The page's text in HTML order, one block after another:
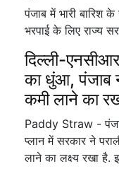
पंजाब में भारी
भरपाई के लिए राज्य
दिल्ली-
का धुंआ, पंजाब
कमी लाने का
Paddy Straw -
प्लान में सरकार ने
लाने का लक्ष्य रखा है.